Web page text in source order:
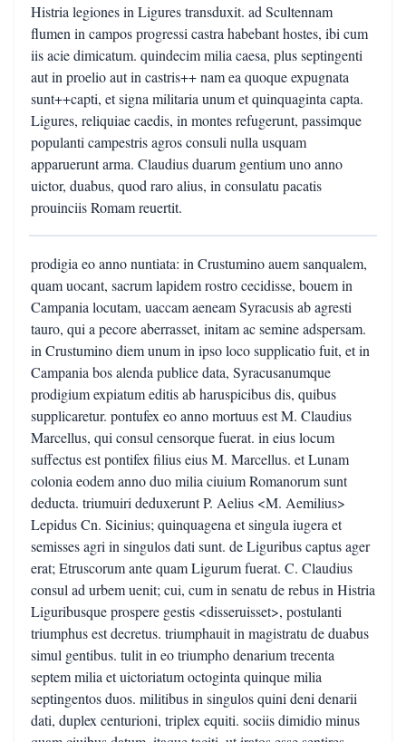
Histria legiones in Ligures transduxit. ad Scultennam
flumen in campos progressi castra habebant hostes, ibi cum
iis acie dimicatum. quindecim milia caesa, plus septingenti
aut in proelio aut in castris++ nam ea quoque expugnata
sunt++capti, et signa militaria unum et quinquaginta capta.
Ligures, reliquiae caedis, in montes refugerunt, passimque
populanti campestris agros consuli nulla usquam
apparuerunt arma. Claudius duarum gentium uno anno
uictor, duabus, quod raro alius, in consulatu pacatis
prouinciis Romam reuertit.
prodigia eo anno nuntiata: in Crustumino auem sanqualem,
quam uocant, sacrum lapidem rostro cecidisse, bouem in
Campania locutam, uaccam aeneam Syracusis ab agresti
tauro, qui a pecore aberrasset, initam ac semine adspersam.
in Crustumino diem unum in ipso loco supplicatio fuit, et in
Campania bos alenda publice data, Syracusanumque
prodigium expiatum editis ab haruspicibus dis, quibus
supplicaretur. pontufex eo anno mortuus est M. Claudius
Marcellus, qui consul censorque fuerat. in eius locum
suffectus est pontifex filius eius M. Marcellus. et Lunam
colonia eodem anno duo milia ciuium Romanorum sunt
deducta. triumuiri deduxerunt P. Aelius <M. Aemilius>
Lepidus Cn. Sicinius; quinquagena et singula iugera et
semisses agri in singulos dati sunt. de Liguribus captus ager
erat; Etruscorum ante quam Ligurum fuerat. C. Claudius
consul ad urbem uenit; cui, cum in senatu de rebus in Histria
Liguribusque prospere gestis <disseruisset>, postulanti
triumphus est decretus. triumphauit in magistratu de duabus
simul gentibus. tulit in eo triumpho denarium trecenta
septem milia et uictoriatum octoginta quinque milia
septingentos duos. militibus in singulos quini deni denarii
dati, duplex centurioni, triplex equiti. sociis dimidio minus